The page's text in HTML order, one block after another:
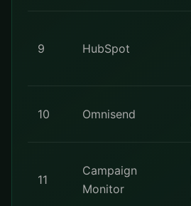
9 HubSpot
10 Omnisend
11
Campaign
Monitor